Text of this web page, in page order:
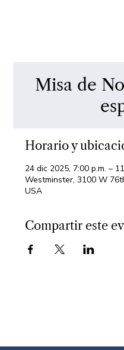
Misa de
Horario y
24 dic 2025, 7:00 p.m. –
Westminster, 3100 W
USA
Compartir este